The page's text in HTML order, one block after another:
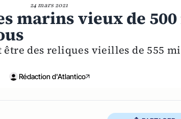
24 mars 2021
marins vieux de
des reliques vieilles de 555
Rédaction d'Atlantico